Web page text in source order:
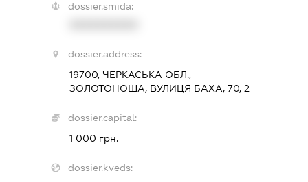
dossier.smida:
dossier.address:
19700, ЧЕРКАСЬКА ОБЛ.,
ЗОЛОТОНОША, ВУЛИЦЯ БАХА, 70, 2
dossier.capital:
1 000 грн.
dossier.kveds: